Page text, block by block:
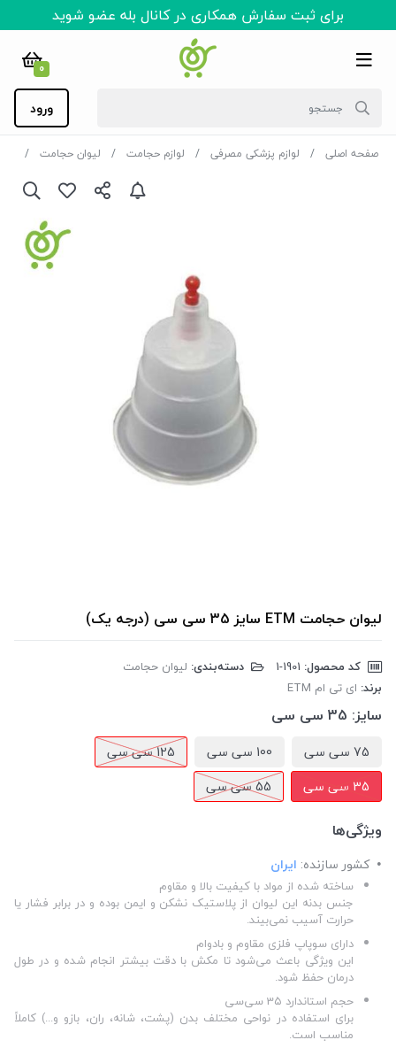
برای ثبت سفارش همکاری در کانال بله عضو شوید
0
ورود
صفحه اصلی لوازم پزشکی مصرفی لوازم حجامت لیوان حجامت
لیوان حجامت ETM سایز 35 سی سی (درجه یک)
کد محصول: دسته‌بندی: لیوان حجامت
برند: ای تی ام ETM
سایز: 35 سی سی
75 سی سی 100 سی سی
125 سی سی
35 سی سی
55 سی سی
ویژگی‌ها
کشور سازنده: ایران
ساخته شده از مواد با کیفیت بالا و مقاوم
جنس بدنه این لیوان از پلاستیک نشکن و ایمن بوده و در برابر فشار یا
حرارت آسیب نمی‌بیند.
دارای سوپاپ فلزی مقاوم و بادوام
این ویژگی باعث می‌شود تا مکش با دقت بیشتر انجام شده و در طول
درمان حفظ شود.
حجم استاندارد 3۵ سی‌سی
برای استفاده در نواحی مختلف بدن (پشت، شانه، ران، بازو و...) کاملاً
مناسب است.